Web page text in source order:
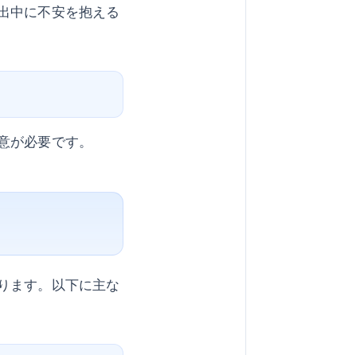
中に不安を抱える
必要です。
ます。以下に主な